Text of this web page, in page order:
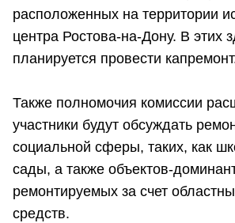
расположенных на территории
центра Ростова-на-Дону. В этих
планируется провести
Также полномочия комиссии
участники будут обсуждать
социальной сферы, таких, как
сады, а также объектов-
ремонтируемых за счет
средств.